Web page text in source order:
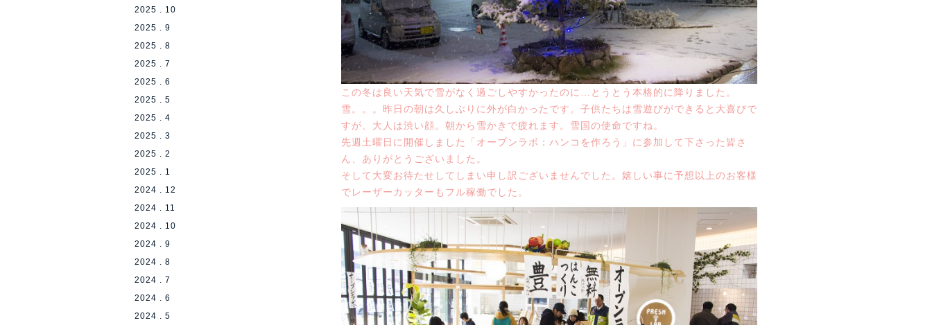
2025 . 10
2025 . 9
2025 . 8
2025 . 7
2025 . 6
2025 . 5
2025 . 4
2025 . 3
2025 . 2
2025 . 1
2024 . 12
2024 . 11
2024 . 10
2024 . 9
2024 . 8
2024 . 7
2024 . 6
2024 . 5
この冬は良い天気で雪がなく過ごしやすかったのに…とうとう本格的に降りました。
雪。。。昨日の朝は久しぶりに外が白かったです。子供たちは雪遊びができると大喜びで
すが、大人は渋い顔。朝から雪かきで疲れます。雪国の使命ですね。
先週土曜日に開催しました「オープンラボ：ハンコを作ろう」に参加して下さった皆さ
ん、ありがとうございました。
そして大変お待たせしてしまい申し訳ございませんでした。嬉しい事に予想以上のお客様
でレーザーカッターもフル稼働でした。